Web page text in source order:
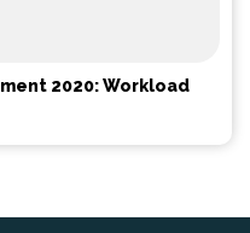
2020: Workload